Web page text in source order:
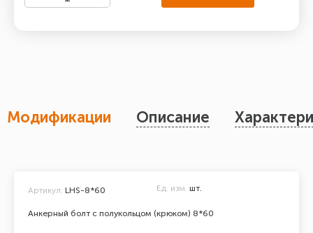
Модификации Описание
Анкерный болт с полукольцом (крюком) 8*60
Артикул: LHS-8*60 Ед. изм. шт.